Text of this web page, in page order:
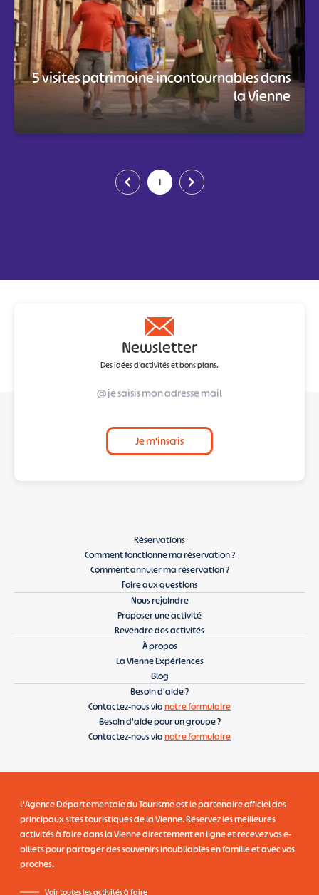
5 visites patrimoine incontournables dans
la Vienne
1
Newsletter
Des idées d'activités et bons plans.
Je m'inscris
Réservations
Comment fonctionne ma réservation ?
Comment annuler ma réservation ?
Foire aux questions
Nous rejoindre
Proposer une activité
Revendre des activités
À propos
La Vienne Expériences
Blog
Besoin d'aide ?
Contactez-nous vianotre formulaire
Besoin d'aide pour un groupe ?
Contactez-nous vianotre formulaire
L'Agence Départementale du Tourismeest le partenaire officiel des
principaux sites touristiques de la Vienne. Réservez les meilleures
activités à faire dans la Vienne directement en ligne et recevez vos e-
billets pour partager des souvenirs inoubliables en famille et avec vos
proches.
Voir toutes les activités à faire